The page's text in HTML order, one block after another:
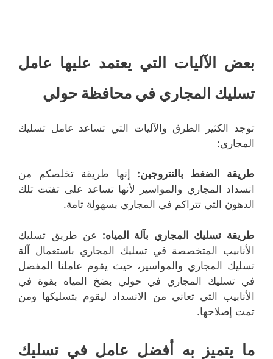
بعض الآليات التي يعتمد عليها عامل
تسليك المجاري في محافظة حولي
توجد الكثير الطرق والآليات التي تساعد عامل تسليك
المجاري:
طريقة الضغط بالنتروجين:
إنها طريقة تخلصكم من
انسداد المجاري والمواسير لأنها تساعد على تفتت تلك
الدهون التي تتراكم في المجاري بسهولة تامة.
طريقة تسليك المجاري بآلة المياه: عن طريق تسليك
الأنابيب المتخصصة في تسليك المجاري باستعمال آلة
تسليك المجاري والمواسير، حيث يقوم عاملنا المفضل
في تسليك المجاري في حولي بضخ المياه بقوة في
الأنابيب التي تعاني من الانسداد ليقوم بتسليكها ومن
تمت إصلاحها.
ما يتميز به أفضل عامل في تسليك